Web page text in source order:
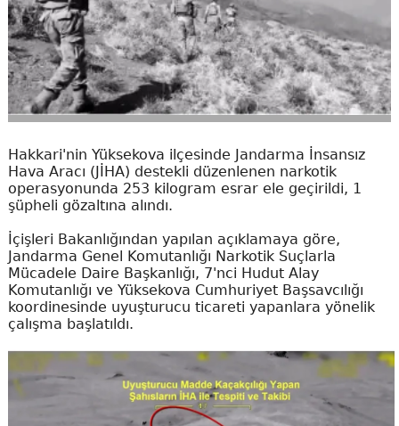
Hakkari'nin Yüksekova ilçesinde Jandarma İnsansız
Hava Aracı (JİHA) destekli düzenlenen narkotik
operasyonunda 253 kilogram esrar ele geçirildi, 1
şüpheli gözaltına alındı.
İçişleri Bakanlığından yapılan açıklamaya göre,
Jandarma Genel Komutanlığı Narkotik Suçlarla
Mücadele Daire Başkanlığı, 7'nci Hudut Alay
Komutanlığı ve Yüksekova Cumhuriyet Başsavcılığı
koordinesinde uyuşturucu ticareti yapanlara yönelik
çalışma başlatıldı.